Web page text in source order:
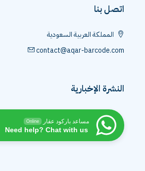
اتصل بنا
المملكة العربية السعودية
contact@aqar-barcode.com
النشرة الإخبارية
مساعد باركود عقار Online
Need help? Chat with us